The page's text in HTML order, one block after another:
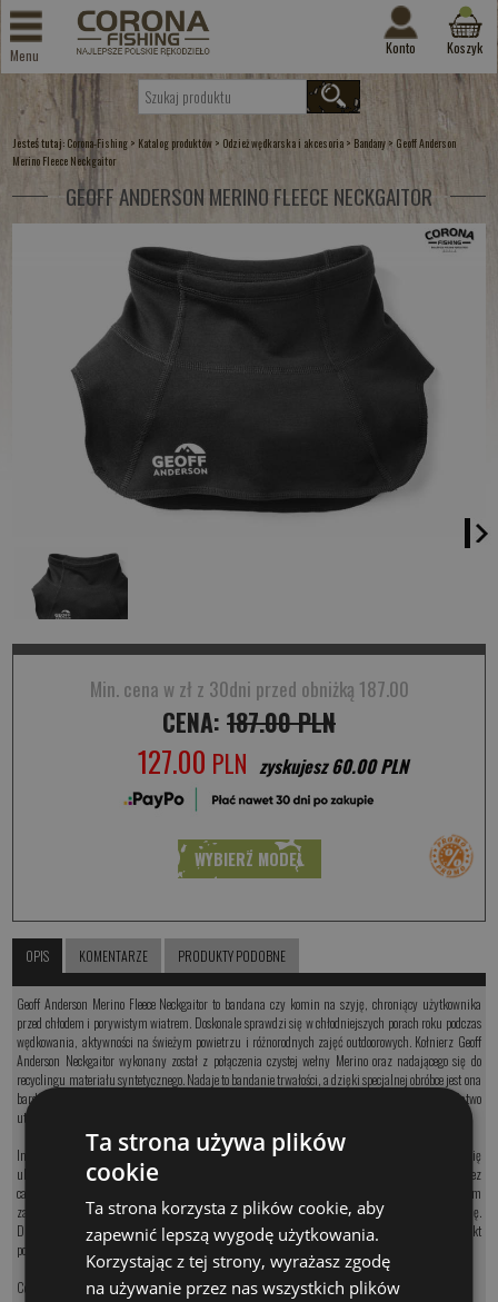
Menu Konto Koszyk
Jesteś tutaj: Corona-Fishing > Katalog produktów > Odzież wędkarska i akcesoria > Bandany> Geoff Anderson
Merino Fleece Neckgaitor
GEOFF ANDERSON MERINO FLEECE NECKGAITOR
Min. cena w zł z 30dni przed obniżką 187.00
CENA: 187.00 PLN
127.00 PLN zyskujesz 60.00 PLN
WYBIERZ MODEL
OPIS KOMENTARZE PRODUKTY PODOBNE
Geoff Anderson Merino Fleece Neckgaitor to bandana czy komin na szyję, chroniący użytkownika
przed chłodem i porywistym wiatrem. Doskonale sprawdzi się w chłodniejszych porach roku podczas
wędkowania, aktywności na świeżym powietrzu i różnorodnych zajęć outdoorowych. Kołnierz Geoff
Anderson Neckgaitor wykonany został z połączenia czystej wełny Merino oraz nadającego się do
recyclingu materiału syntetycznego. Nadaje to bandanie trwałości, a dzięki specjalnej obróbce jest ona
bardzo przyjemna w dotyku i zapewnia naturalne ciepło. Polar Merino to materiał, który łatwo
utrzymać w czystości, a przy tym nie pochłania on zapachów.
Innowacyjna mieszanka tkanin TechnicalMerino to jeden z wyznaczników, którymi szczycą się
ubrania dla wędkarzy Geoff Anderson. Dzięki niemu czujemy się sucho, świeżo i komfortowo przez
cały czas użytkowania, nawet przy intensywnym wysiłku. Ponieważ nie jest ona poddawana żadnym
zabiegom chemicznym, nie traci ona swoich właściwości wraz z upływem czasu i nie spiera się.
Dzięki specjalnej mieszance włókien, wilgoć łatwiej odprowadzana jest od ciała na zewnątrz. Produkt
posiada certyfikat Woolmark®.
Cechy
Geoff Anderson Merino Fleece Neckgaitor:
Ta strona używa plików
cookie
Ta strona korzysta z plików cookie, aby
zapewnić lepszą wygodę użytkowania.
Korzystając z tej strony, wyrażasz zgodę
na używanie przez nas wszystkich plików